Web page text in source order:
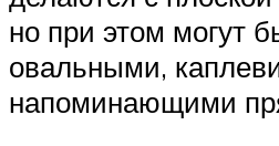
но при этом могут
овальными,
напоминающими